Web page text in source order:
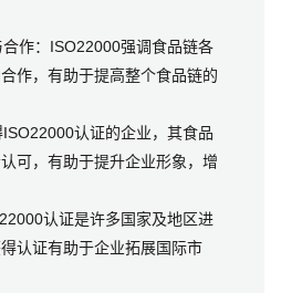
作：ISO22000强调食品链各
作，有助于提高整个食品链的
认证的企业，其食品
可，有助于提升企业形象，增
认证是许多国家及地区进
认证有助于企业拓展国际市